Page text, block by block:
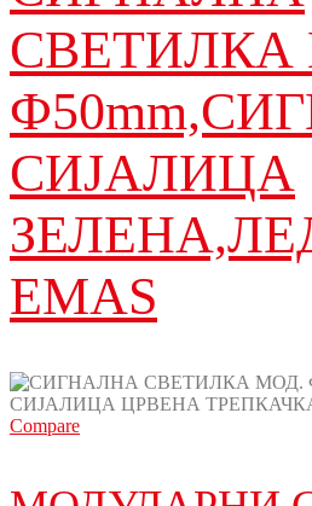
СВЕТИЛКА
СИЈАЛИЦА
EMAS
Compare